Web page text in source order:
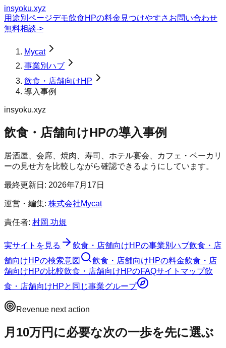
insyoku.xyz
用途別ページデモ飲食HPの料金 見つけやすさ お問い合わせ
無料相談->
Mycat
事業別ハブ
飲食・店舗向けHP
導入事例
insyoku.xyz
飲食・店舗向けHPの導入事例
居酒屋、会席、焼肉、寿司、ホテル宴会、カフェ・ベーカリ
ーの見せ方を比較しながら確認できるようにしています。
最終更新日: 2026年7月17日
運営・編集: 株式会社Mycat
責任者: 村岡 功規
実サイトを見る 飲食・店舗向けHPの事業別ハブ飲食・店
舗向けHPの検索意図 飲食・店舗向けHPの料金飲食・店
舗向けHPの比較飲食・店舗向けHPのFAQサイトマップ飲
食・店舗向けHPと同じ事業グループ
Revenue next action
月10万円に必要な次の一歩を先に選ぶ